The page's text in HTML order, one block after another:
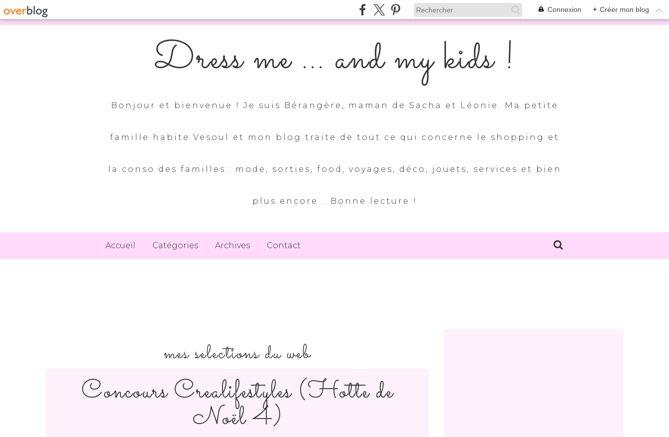
Connexion + Créer mon blog
Dress me ... and my kids !
Bonjour et bienvenue ! Je suis Bérangère, maman de Sacha et Léonie. Ma petite
famille habite Vesoul et mon blog traite de tout ce qui concerne le shopping et
la conso des familles : mode, sorties, food, voyages, déco, jouets, services et bien
plus encore... Bonne lecture !
Accueil Catégories Archives Contact
mes selections du web
Concours Crealifestyles (Hotte de
Noël 4)